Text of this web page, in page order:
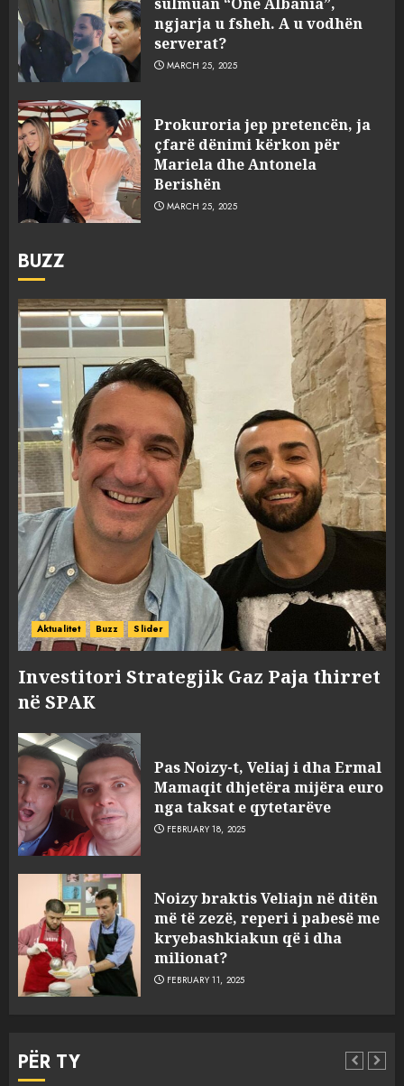
ngjarja u fsheh. A u vodhën
serverat?
MARCH 25, 2025
Prokuroria jep pretencën, ja
çfarë dënimi kërkon për
Mariela dhe Antonela
Berishën
MARCH 25, 2025
BUZZ
Aktualitet Buzz Slider
Investitori Strategjik Gaz Paja thirret
në SPAK
Pas Noizy-t, Veliaj i dha Ermal
Mamaqit dhjetëra mijëra euro
nga taksat e qytetarëve
FEBRUARY 18, 2025
Noizy braktis Veliajn në ditën
më të zezë, reperi i pabesë me
kryebashkiakun që i dha
milionat?
FEBRUARY 11, 2025
PËR TY
3
sulmuan “One Albania”,
ngjarja u fsheh. A u vodhën
serverat?
MARCH 25, 2025